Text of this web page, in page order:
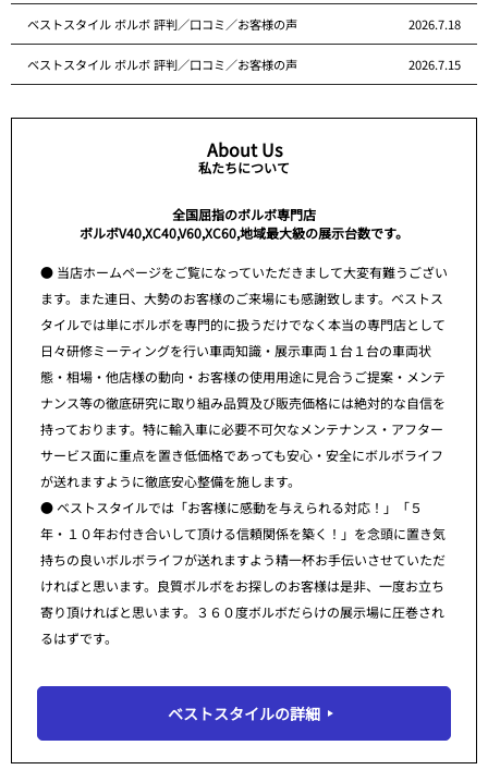
ベストスタイル ボルボ 評判／口コミ／お客様の声 2026.7.18
ベストスタイル ボルボ 評判／口コミ／お客様の声 2026.7.15
About Us
私たちについて
全国屈指のボルボ専門店
ボルボV40,XC40,V60,XC60,地域最大級の展示台数です。
● 当店ホームページをご覧になっていただきまして大変有難うござい
ます。また連日、大勢のお客様のご来場にも感謝致します。ベストス
タイルでは単にボルボを専門的に扱うだけでなく本当の専門店として
日々研修ミーティングを行い車両知識・展示車両１台１台の車両状
態・相場・他店様の動向・お客様の使用用途に見合うご提案・メンテ
ナンス等の徹底研究に取り組み品質及び販売価格には絶対的な自信を
持っております。特に輸入車に必要不可欠なメンテナンス・アフター
サービス面に重点を置き低価格であっても安心・安全にボルボライフ
が送れますように徹底安心整備を施します。
● ベストスタイルでは「お客様に感動を与えられる対応！」「５
年・１０年お付き合いして頂ける信頼関係を築く！」を念頭に置き気
持ちの良いボルボライフが送れますよう精一杯お手伝いさせていただ
ければと思います。良質ボルボをお探しのお客様は是非、一度お立ち
寄り頂ければと思います。３６０度ボルボだらけの展示場に圧巻され
るはずです。
ベストスタイルの詳細